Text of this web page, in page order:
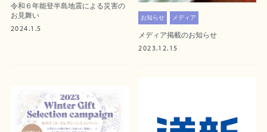
令和６年能登半島地震による災害の
お見舞い
2024.1.5
お知らせ メディア
メディア掲載のお知らせ
2023.12.15